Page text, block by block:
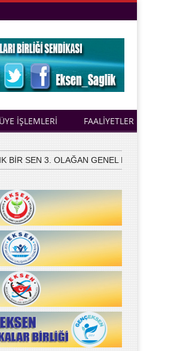
ÜYE İŞLEMLERİ FAALİYETLER
SEN 3. OLAĞAN GENEL KURULUNU YAPTI